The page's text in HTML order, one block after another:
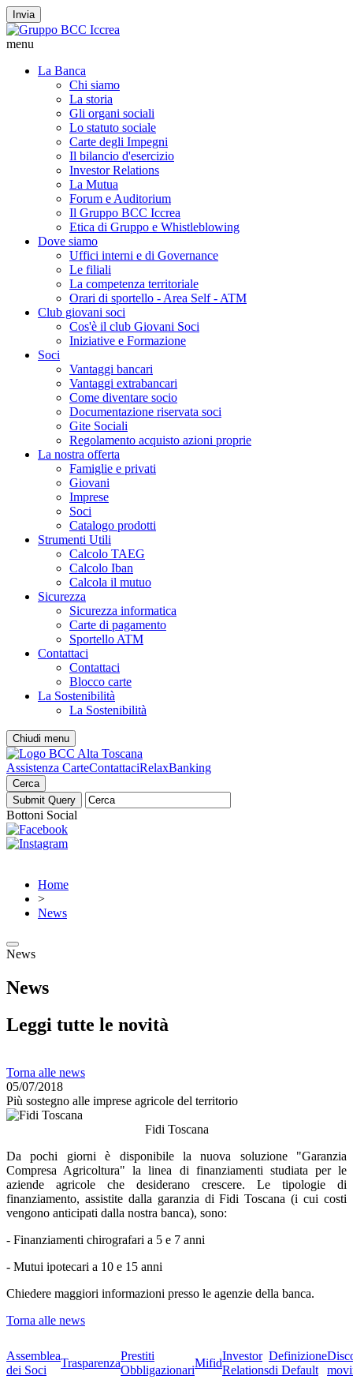
Invia
menu
La Banca
Chi siamo
La storia
Gli organi sociali
Lo statuto sociale
Carte degli Impegni
Il bilancio d'esercizio
Investor Relations
La Mutua
Forum e Auditorium
Il Gruppo BCC Iccrea
Etica di Gruppo e Whistleblowing
Dove siamo
Uffici interni e di Governance
Le filiali
La competenza territoriale
Orari di sportello - Area Self - ATM
Club giovani soci
Cos'è il club Giovani Soci
Iniziative e Formazione
Soci
Vantaggi bancari
Vantaggi extrabancari
Come diventare socio
Documentazione riservata soci
Gite Sociali
Regolamento acquisto azioni proprie
La nostra offerta
Famiglie e privati
Giovani
Imprese
Soci
Catalogo prodotti
Strumenti Utili
Calcolo TAEG
Calcolo Iban
Calcola il mutuo
Sicurezza
Sicurezza informatica
Carte di pagamento
Sportello ATM
Contattaci
Contattaci
Blocco carte
La Sostenibilità
La Sostenibilità
Chiudi menu
Assistenza CarteContattaciRelaxBanking
Cerca
Bottoni Social
Home
>
News
News
News
Leggi tutte le novità
Torna alle news
05/07/2018
Più sostegno alle imprese agricole del territorio
Fidi Toscana
Da pochi giorni è disponibile la nuova soluzione "Garanzia
Compresa Agricoltura" la linea di finanziamenti studiata per le
aziende agricole che desiderano crescere. Le tipologie di
finanziamento, assistite dalla garanzia di Fidi Toscana (i cui costi
vengono anticipati dalla nostra banca), sono:
- Finanziamenti chirografari a 5 e 7 anni
- Mutui ipotecari a 10 e 15 anni
Chiedere maggiori informazioni presso le agenzie della banca.
Torna alle news
Assemblea
dei Soci
Trasparenza
Prestiti
Obbligazionari
Mifid
Investor
Relations
Definizione
di Default